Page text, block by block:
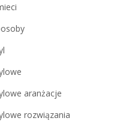
aranżacje
rozwiązania